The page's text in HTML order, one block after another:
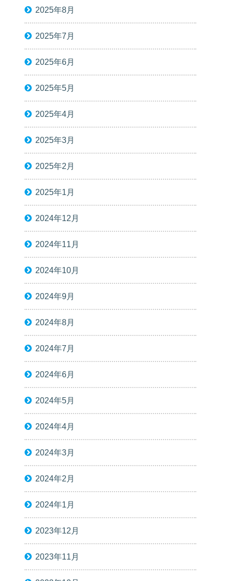
2025年8月
2025年7月
2025年6月
2025年5月
2025年4月
2025年3月
2025年2月
2025年1月
2024年12月
2024年11月
2024年10月
2024年9月
2024年8月
2024年7月
2024年6月
2024年5月
2024年4月
2024年3月
2024年2月
2024年1月
2023年12月
2023年11月